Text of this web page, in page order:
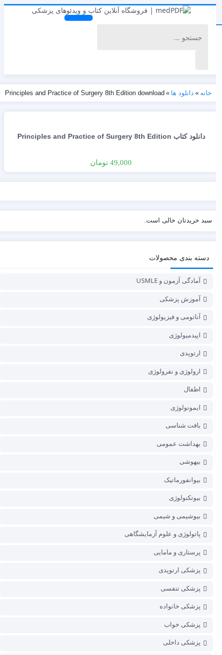
خانه » دانلود ها »
Principles and Practice of Surgery 8th Edition download
دانلود کتاب Principles and Practice of Surgery 8th Edition
49,000 تومان
سبد خریدتان خالی است.
دسته بندی محصولات
آمادگی آزمون و USMLE
آموزش پزشکی
آناتومی و فیزیولوژی
اپیدمیولوژی
ارتوپدی
ارولوژی و نفرولوژی
اطفال
ایمونولوژی
بافت شناسی
بهداشت عمومی
بیهوشی
بیوانفورماتیک
بیوتکنولوژی
بیوشیمی و شیمی
پاتولوژی و علوم آزمایشگاهی
پرستاری و مامایی
پزشکی ارتوپدی
پزشکی تنفسی
پزشکی خانواده
پزشکی خواب
پزشکی داخلی